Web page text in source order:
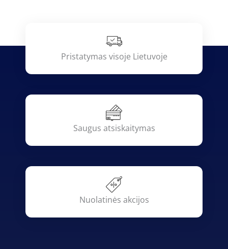
Pristatymas visoje Lietuvoje
Saugus atsiskaitymas
Nuolatinės akcijos